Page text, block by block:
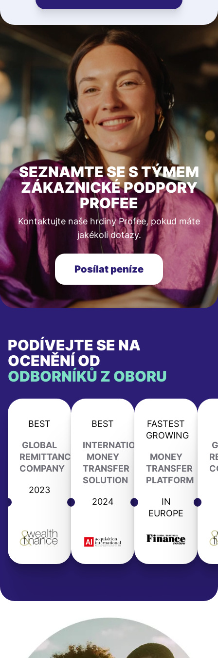
SEZNAMTE SE S TÝMEM
ZÁKAZNICKÉ PODPORY
PROFEE
Kontaktujte naše hrdiny Profee, pokud máte
jakékoli dotazy.
Posílat peníze
PODÍVEJTE SE NA
OCENĚNÍ OD
ODBORNÍKŮ Z OBORU
BEST
GLOBAL
REMITTANCE
COMPANY
2023
BEST
INTERNATIONAL
MONEY
TRANSFER
SOLUTION
2024
FASTEST
GROWING
MONEY
TRANSFER
PLATFORM
IN
EUROPE